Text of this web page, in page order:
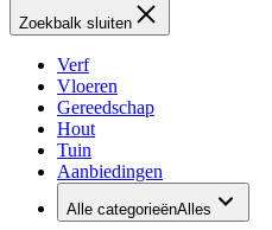
Zoekbalk sluiten
Verf
Vloeren
Gereedschap
Hout
Tuin
Aanbiedingen
Alle categorieënAlles